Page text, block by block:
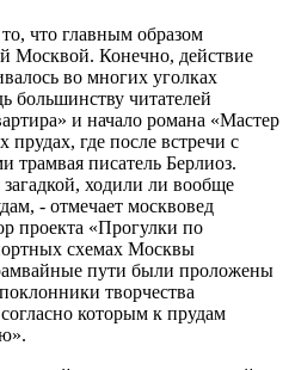
что главным образом
Москвой. Конечно, действие
во многих уголках
большинству читателей
и начало романа «Мастер
где после встречи с
трамвая писатель Берлиоз.
загадкой, ходили ли вообще
- отмечает москвовед
проекта «Прогулки по
схемах Москвы
пути были проложены
творчества
которым к прудам